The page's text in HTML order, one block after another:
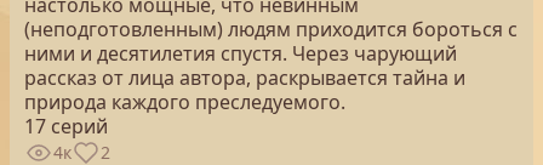
(неподготовленным) людям приходится бороться с
ними и десятилетия спустя. Через чарующий
рассказ от лица автора, раскрывается тайна и
природа каждого преследуемого.
17 серий
4к 2